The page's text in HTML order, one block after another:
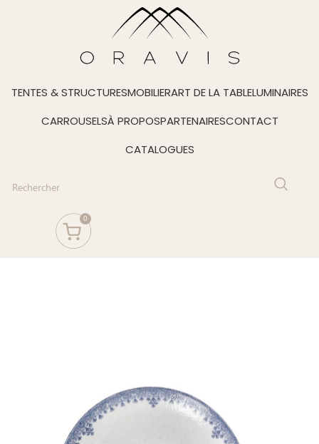
TENTES & STRUCTURESMOBILIERART DE LA TABLELUMINAIRES
CARROUSELSÀ PROPOSPARTENAIRESCONTACT
CATALOGUES
0